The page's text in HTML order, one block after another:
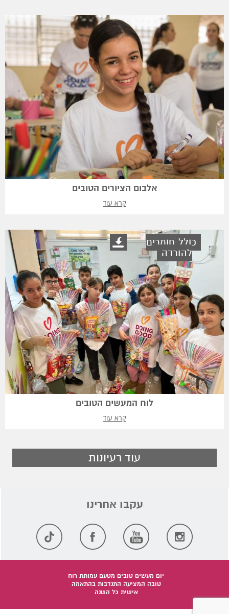
אלבום הציורים הטובים
קרא עוד
כולל חומרים
להורדה
לוח המעשים הטובים
קרא עוד
עוד רעיונות
יום מעשים טובים מטעם עמותת רוח
טובה המציעה התנדבות בהתאמה
אישית כל השנה